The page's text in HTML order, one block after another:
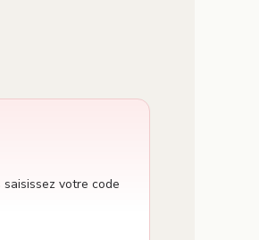
votre code